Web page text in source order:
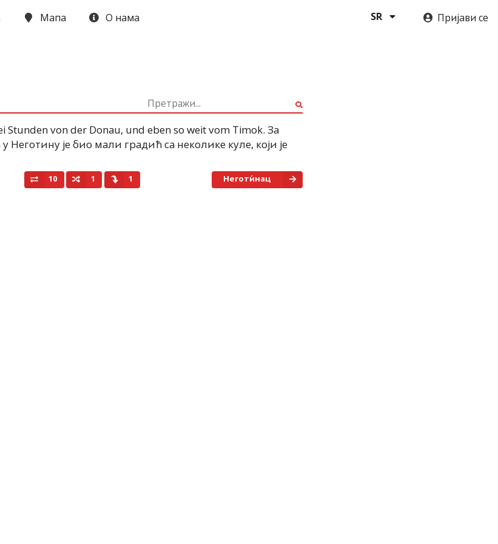
Мапа О нама SR Пријави се
Stunden von der Donau, und eben so weit vom Timok. За
у Неготину је био мали градић са неколике куле, који је
10 1 1 Неготи́нац